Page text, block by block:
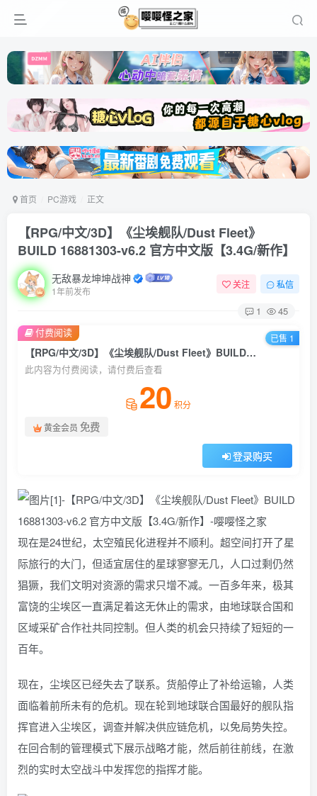
首页 PC游戏 正文
【RPG/中文/3D】《尘埃舰队/Dust Fleet》
BUILD 16881303-v6.2 官方中文版【3.4G/新作】
无敌暴龙坤坤战神
1年前发布
关注 私信
1 45
【RPG/中文/3D】《尘埃舰队/Dust Fleet》BUILD 16881303-v6.2 官方中文版【3.4G/新作】
此内容为付费阅读，请付费后查看
20 积分
黄金会员 免费
登录购买
付费阅读 已售 1
现在是24世纪，太空殖民化进程并不顺利。超空间打开了星
际旅行的大门，但适宜居住的星球寥寥无几，人口过剩仍然
猖獗，我们文明对资源的需求只增不减。一百多年来，极其
富饶的尘埃区一直满足着这无休止的需求，由地球联合国和
区域采矿合作社共同控制。但人类的机会只持续了短短的一
百年。
现在，尘埃区已经失去了联系。货船停止了补给运输，人类
面临着前所未有的危机。现在轮到地球联合国最好的舰队指
挥官进入尘埃区，调查并解决供应链危机，以免局势失控。
在回合制的管理模式下展示战略才能，然后前往前线，在激
烈的实时太空战斗中发挥您的指挥才能。